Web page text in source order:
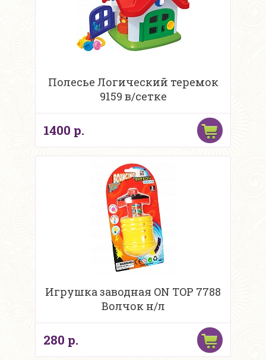
Полесье Логический теремок
9159 в/сетке
1400 р.
Игрушка заводная ON TOP 7788
Волчок н/л
280 р.